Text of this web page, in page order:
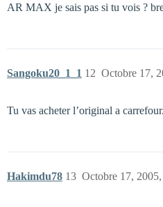
AR MAX je sais pas si tu vois ?
Sangoku20_1_1 Octobre 17,
12
Tu vas acheter l’original a
Hakimdu78 Octobre 17,
13